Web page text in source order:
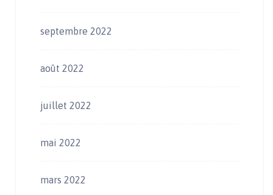
septembre 2022
août 2022
juillet 2022
mai 2022
mars 2022